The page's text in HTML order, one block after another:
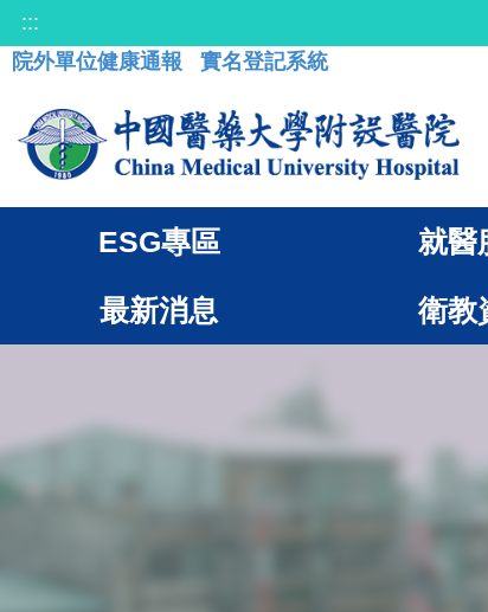
:::
院外單位健康通報
實名登記系統
ESG專區 就醫
最新消息 衛教